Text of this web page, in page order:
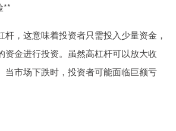
**
杆，这意味着投资者只需投入少量资金，
资金进行投资。虽然高杠杆可以放大收
当市场下跌时，投资者可能面临巨额亏